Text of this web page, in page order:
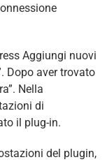
Aggiungi nuovi
Dopo aver trovato
Nella
di
il plug-in.
del plugin,